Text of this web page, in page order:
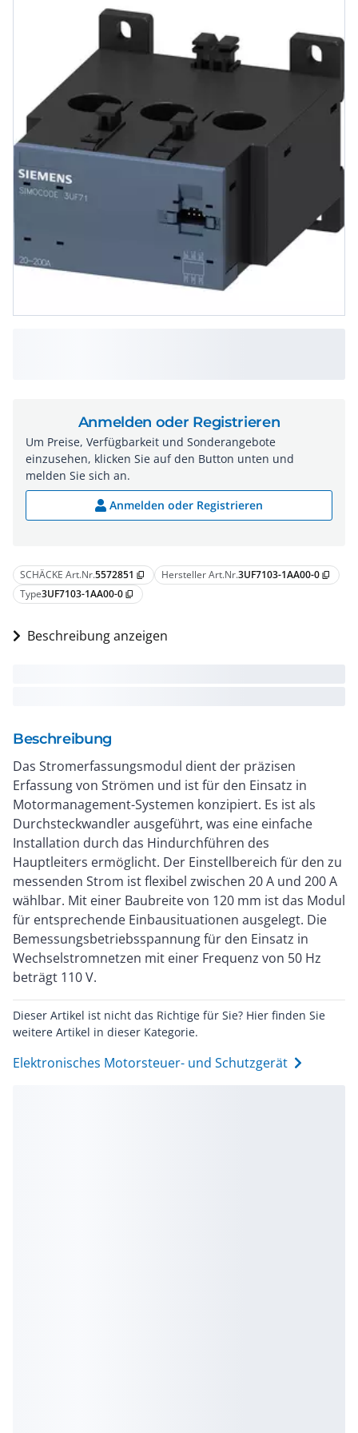
SCHÄCKE Art.Nr.5572851 content_copy Hersteller Art.Nr.3UF7103-1AA00-0 content_copy
Type3UF7103-1AA00-0 content_copy
Beschreibung anzeigen
Beschreibung
Das Stromerfassungsmodul dient der präzisen
Erfassung von Strömen und ist für den Einsatz in
Motormanagement-Systemen konzipiert. Es ist als
Durchsteckwandler ausgeführt, was eine einfache
Installation durch das Hindurchführen des
Hauptleiters ermöglicht. Der Einstellbereich für den zu
messenden Strom ist flexibel zwischen 20 A und 200 A
wählbar. Mit einer Baubreite von 120 mm ist das Modul
für entsprechende Einbausituationen ausgelegt. Die
Bemessungsbetriebsspannung für den Einsatz in
Wechselstromnetzen mit einer Frequenz von 50 Hz
beträgt 110 V.
Dieser Artikel ist nicht das Richtige für Sie? Hier finden Sie
weitere Artikel in dieser Kategorie.
Elektronisches Motorsteuer- und Schutzgerät
Anmelden oder Registrieren
Um Preise, Verfügbarkeit und Sonderangebote
einzusehen, klicken Sie auf den Button unten und
melden Sie sich an.
Anmelden oder Registrieren